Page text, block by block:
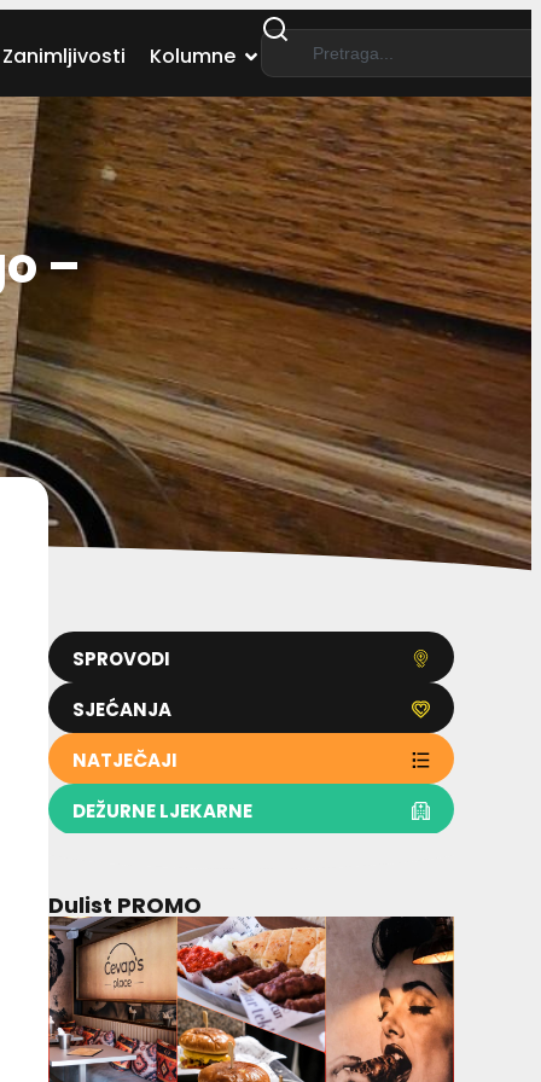
Zanimljivosti Kolumne
–
SPROVODI
SJEĆANJA
NATJEČAJI
DEŽURNE LJEKARNE
Dulist PROMO